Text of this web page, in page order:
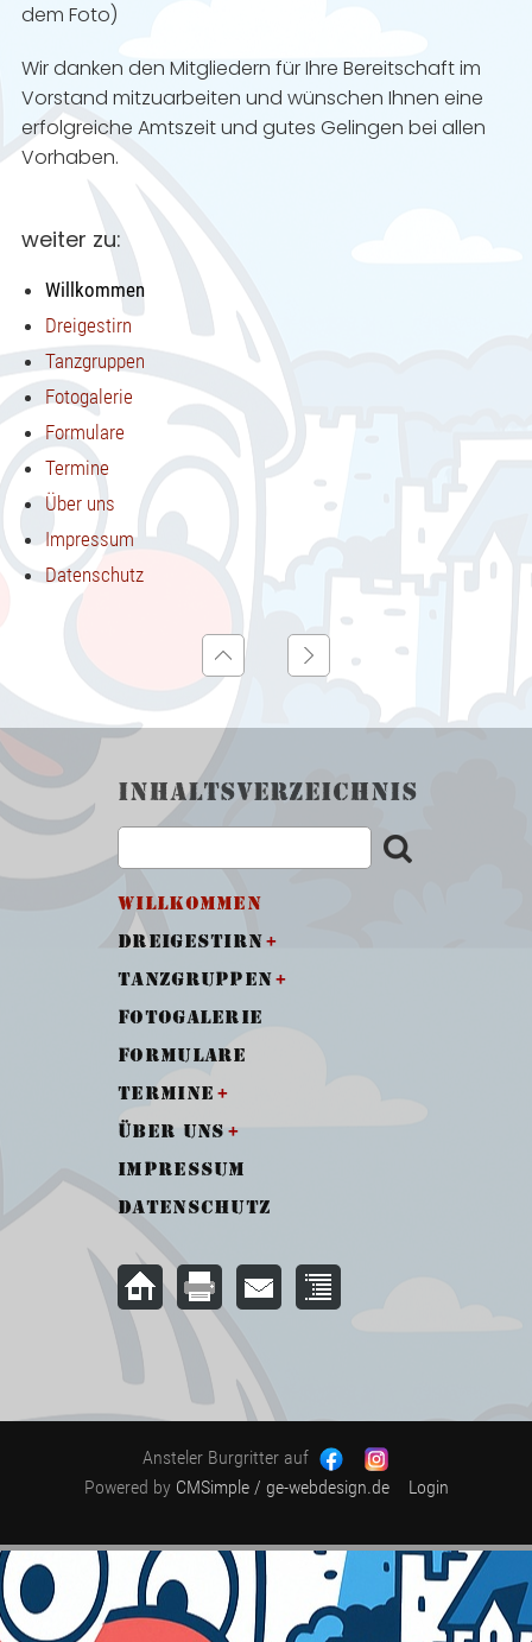
dem Foto)
Wir danken den Mitgliedern für Ihre Bereitschaft im
Vorstand mitzuarbeiten und wünschen Ihnen eine
erfolgreiche Amtszeit und gutes Gelingen bei allen
Vorhaben.
weiter zu:
Willkommen
Dreigestirn
Tanzgruppen
Fotogalerie
Formulare
Termine
Über uns
Impressum
Datenschutz
Inhaltsverzeichnis
Willkommen
Dreigestirn
Tanzgruppen
Fotogalerie
Formulare
Termine
Über uns
Impressum
Datenschutz
Ansteler Burgritter auf
Powered by CMSimple / ge-webdesign.de Login